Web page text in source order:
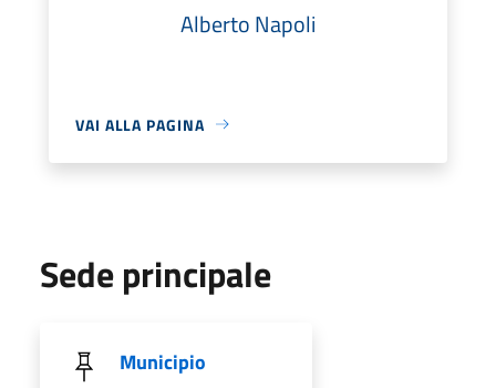
Alberto Napoli
VAI ALLA PAGINA
Sede principale
Municipio